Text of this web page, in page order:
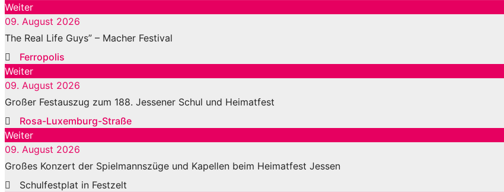
Weiter
09. August 2026
The Real Life Guys” – Macher Festival
Ferropolis
Weiter
09. August 2026
Großer Festauszug zum 188. Jessener Schul und Heimatfest
Rosa-Luxemburg-Straße
Weiter
09. August 2026
Großes Konzert der Spielmannszüge und Kapellen beim Heimatfest Jessen
Schulfestplat in Festzelt